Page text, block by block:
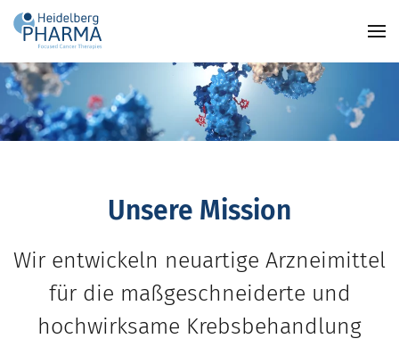
Zum Hauptinhalt springen
Unsere Mission
Wir entwickeln neuartige Arzneimittel
für die maßgeschneiderte und
hochwirksame Krebsbehandlung